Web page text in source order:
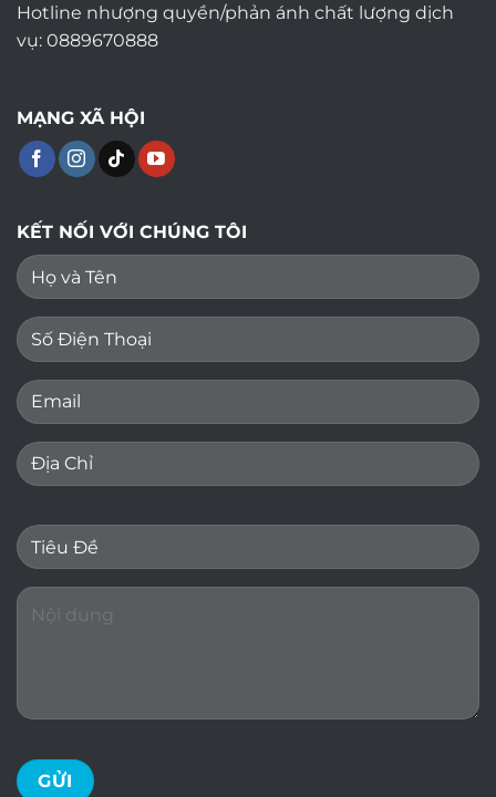
Hotline nhượng quyền/phản ánh chất lượng dịch
vụ: 0889670888
MẠNG XÃ HỘI
KẾT NỐI VỚI CHÚNG TÔI